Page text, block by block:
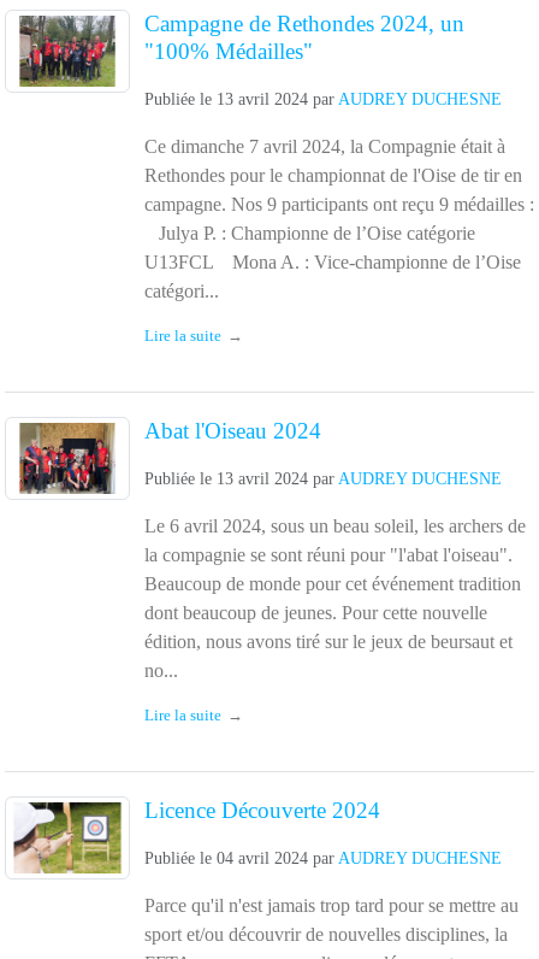
Campagne de Rethondes 2024, un
"100% Médailles"
Publiée le 13 avril 2024 par AUDREY DUCHESNE
Ce dimanche 7 avril 2024, la Compagnie était à
Rethondes pour le championnat de l'Oise de tir en
campagne. Nos 9 participants ont reçu 9 médailles :
Julya P. : Championne de l’Oise catégorie
U13FCL Mona A. : Vice-championne de l’Oise
catégori...
Lire la suite
Abat l'Oiseau 2024
Publiée le 13 avril 2024 par AUDREY DUCHESNE
Le 6 avril 2024, sous un beau soleil, les archers de
la compagnie se sont réuni pour "l'abat l'oiseau".
Beaucoup de monde pour cet événement tradition
dont beaucoup de jeunes. Pour cette nouvelle
édition, nous avons tiré sur le jeux de beursaut et
no...
Lire la suite
Licence Découverte 2024
Publiée le 04 avril 2024 par AUDREY DUCHESNE
Parce qu'il n'est jamais trop tard pour se mettre au
sport et/ou découvrir de nouvelles disciplines, la